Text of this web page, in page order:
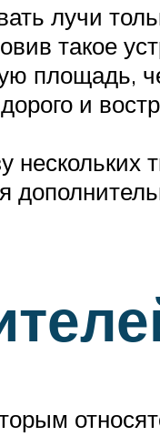
лучи
такое
площадь,
и